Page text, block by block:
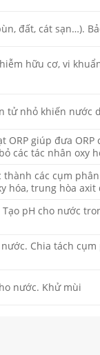
đất, cát sạn…).
hữu cơ, vi
tử nhỏ khiến nước
ORP giúp đưa
các tác nhân oxy
các cụm
hóa, trung hòa axit
pH cho nước
Chia tách
nước. Khử mùi